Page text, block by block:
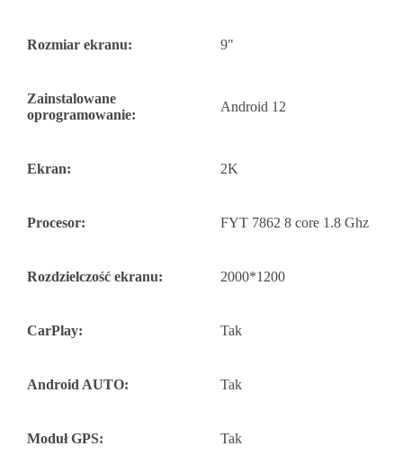
Rozmiar ekranu: 9"
Zainstalowane
oprogramowanie:
Android 12
Ekran: 2K
Procesor: FYT 7862 8 core 1.8 Ghz
Rozdzielczość ekranu: 2000*1200
CarPlay: Tak
Android AUTO: Tak
Moduł GPS: Tak